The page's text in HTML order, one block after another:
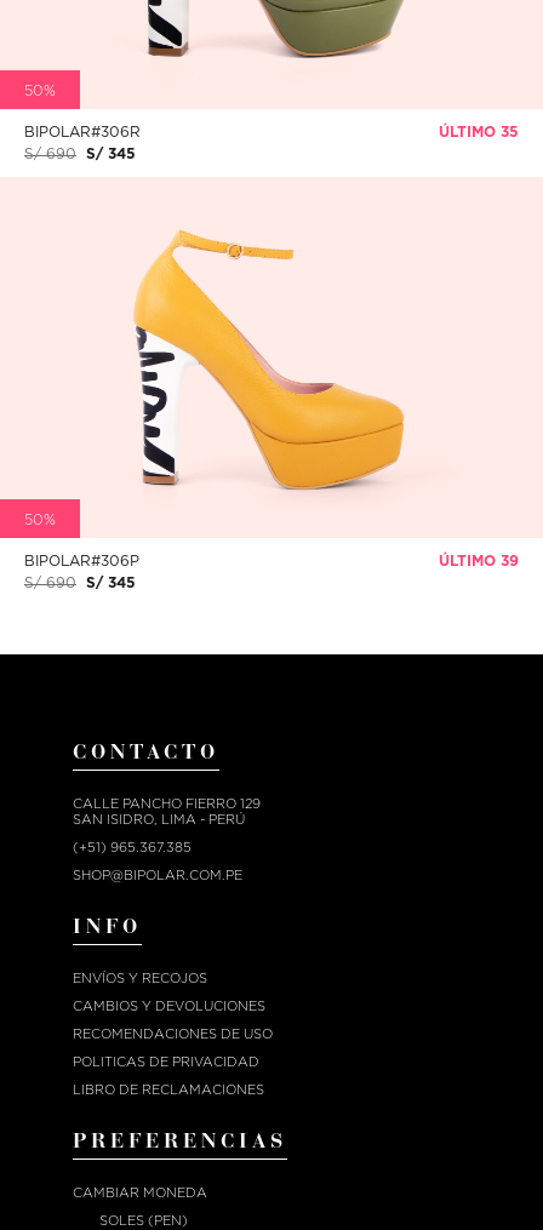
50%
BIPOLAR#306R
S/ 690
S/ 345
ÚLTIMO 35
50%
BIPOLAR#306P
S/ 690
S/ 345
ÚLTIMO 39
CONTACTO
CALLE PANCHO FIERRO 129
SAN ISIDRO, LIMA - PERÚ
(+51) 965.367.385
SHOP@BIPOLAR.COM.PE
INFO
ENVÍOS Y RECOJOS
CAMBIOS Y DEVOLUCIONES
RECOMENDACIONES DE USO
POLITICAS DE PRIVACIDAD
LIBRO DE RECLAMACIONES
PREFERENCIAS
CAMBIAR MONEDA
SOLES (PEN)